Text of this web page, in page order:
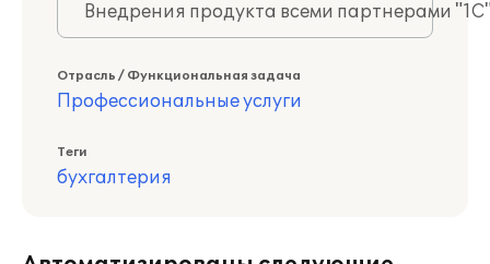
Внедрения продукта всеми партнерами
Отрасль / Функциональная задача
Профессиональные услуги
Теги
бухгалтерия